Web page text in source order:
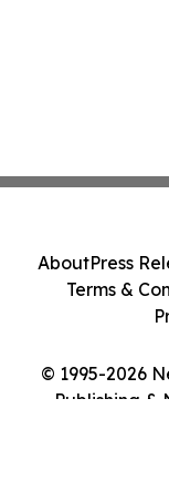
© 1995-2026
Publishing &
AboutPress
Terms &